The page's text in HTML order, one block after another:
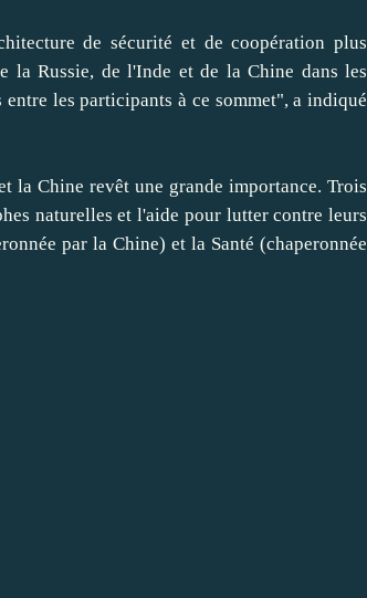
de sécurité et de coopération plus
la Russie, de l'Inde et de la Chine dans les
les participants à ce sommet", a indiqué
Chine revêt une grande importance. Trois
naturelles et l'aide pour lutter contre leurs
par la Chine) et la Santé (chaperonnée